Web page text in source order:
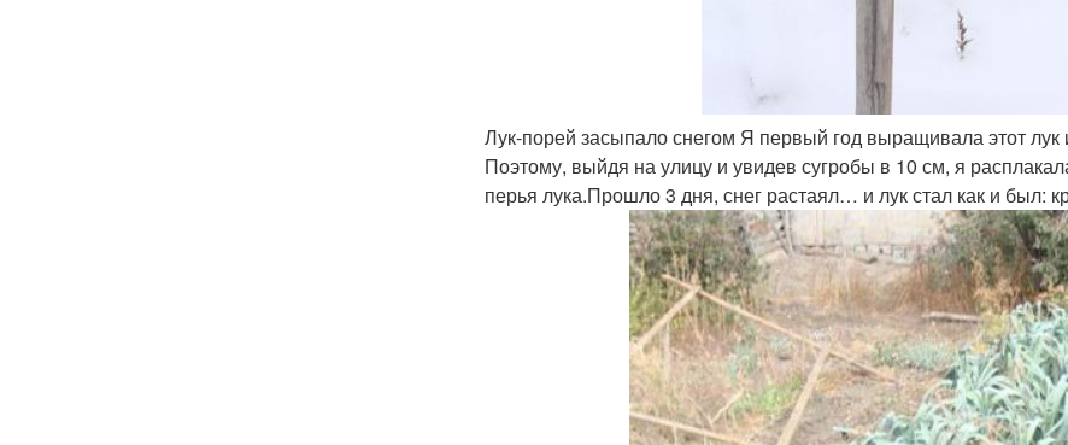
Лук-порей засыпало снегом Я первый год выращивала этот лук
Поэтому, выйдя на улицу и увидев сугробы в 10 см, я
перья лука.Прошло 3 дня, снег растаял… и лук стал как и был: